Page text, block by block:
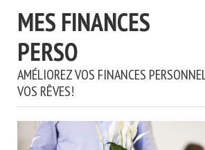
MES FINANCES
PERSO
AMÉLIOREZ VOS FINANCES
VOS RÊVES!